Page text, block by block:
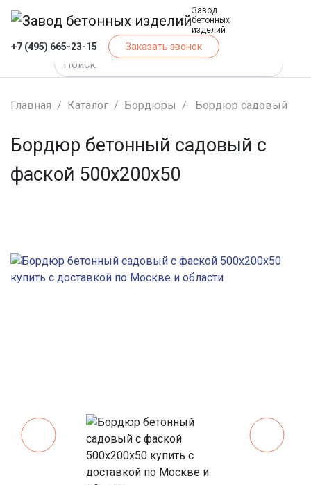
Завод
бетонных
изделий
+7 (495) 665-23-15 Заказать звонок
Главная Каталог Бордюры Бордюр садовый
Бордюр бетонный садовый с
фаской 500х200х50